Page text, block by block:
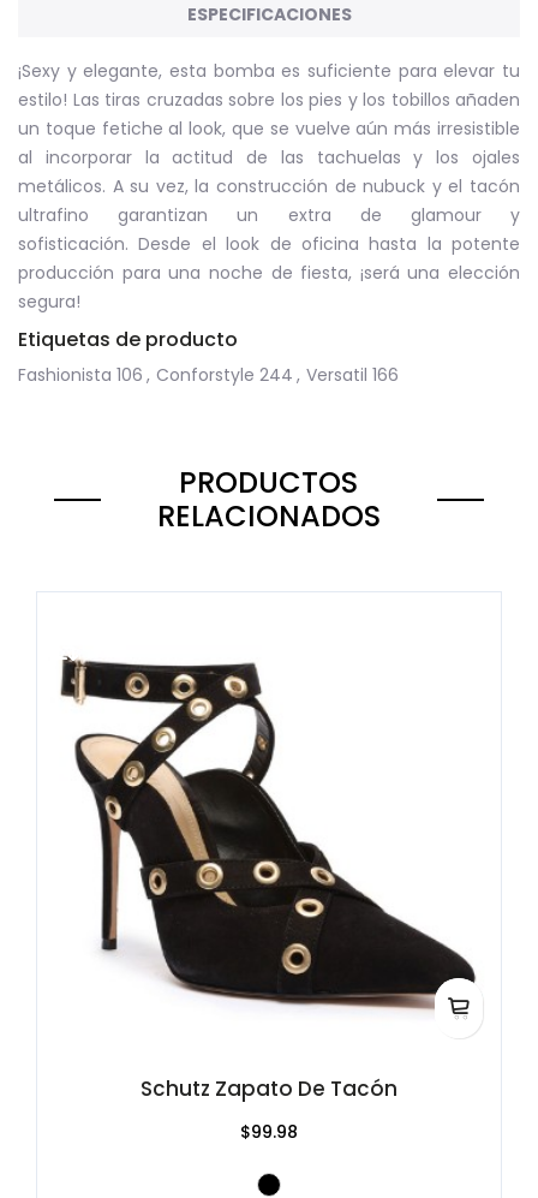
ESPECIFICACIONES
¡Sexy y elegante, esta bomba es suficiente para elevar tu
estilo! Las tiras cruzadas sobre los pies y los tobillos añaden
un toque fetiche al look, que se vuelve aún más irresistible
al incorporar la actitud de las tachuelas y los ojales
metálicos. A su vez, la construcción de nubuck y el tacón
ultrafino garantizan un extra de glamour y
sofisticación. Desde el look de oficina hasta la potente
producción para una noche de fiesta, ¡será una elección
segura!
Etiquetas de producto
Fashionista 106 , Conforstyle 244 , Versatil 166
PRODUCTOS
RELACIONADOS
Schutz Zapato De Tacón
$99.98